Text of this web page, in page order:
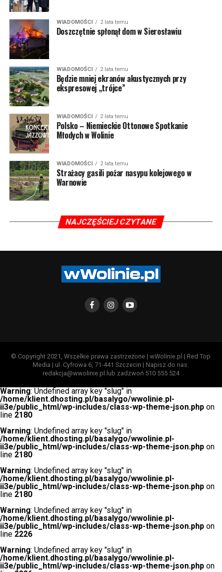
WIADOMOŚCI 2 lata temu
Doszczętnie spłonął dom w Sierosławiu
WIADOMOŚCI 2 lata temu
Będzie mniej ekranów akustycznych przy
ekspresowej „trójce”
WIADOMOŚCI 2 lata temu
Polsko – Niemieckie Ottonowe Spotkanie
Młodych w Wolinie
WIADOMOŚCI 2 lata temu
Strażacy gasili pożar nasypu kolejowego w
Warnowie
NAJCZĘŚCIEJ CZYTANE
© Copyright 2021, Wszelkie prawa zastrzeżone | wWolinie.pl | Red Top
Media | ul. Cyfrowa 6, 71-441 Szczecin | Napisz do nas:
redakcja@wwolinie.pl lub zadzwoń 510 555 524
Warning: Undefined array key "slug" in
/home/klient.dhosting.pl/basalygo/wwolinie.pl-
ii3e/public_html/wp-includes/class-wp-theme-json.php on
line 2180
Warning: Undefined array key "slug" in
/home/klient.dhosting.pl/basalygo/wwolinie.pl-
ii3e/public_html/wp-includes/class-wp-theme-json.php on
line 2180
Warning: Undefined array key "slug" in
/home/klient.dhosting.pl/basalygo/wwolinie.pl-
ii3e/public_html/wp-includes/class-wp-theme-json.php on
line 2180
Warning: Undefined array key "slug" in
/home/klient.dhosting.pl/basalygo/wwolinie.pl-
ii3e/public_html/wp-includes/class-wp-theme-json.php on
line 2226
Warning: Undefined array key "slug" in
/home/klient.dhosting.pl/basalygo/wwolinie.pl-
ii3e/public_html/wp-includes/class-wp-theme-json.php on